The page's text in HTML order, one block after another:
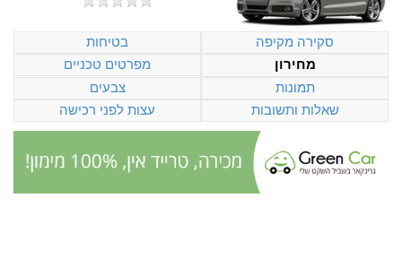
סקירה מקיפה
בטיחות
מחירון
מפרטים טכניים
תמונות
צבעים
שאלות ותשובות
עצות לפני רכישה